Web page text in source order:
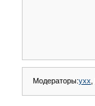
Модераторы:yxx